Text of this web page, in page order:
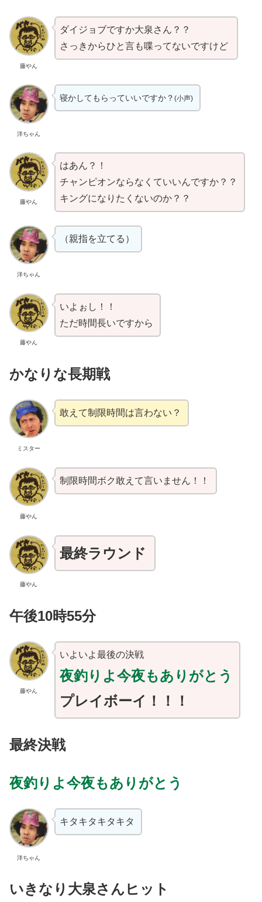
藤やん
ダイジョブですか大泉さん？？
さっきからひと言も喋ってないですけど
洋ちゃん
寝かしてもらっていいですか？ (小声)
藤やん
はあん？！
チャンピオンならなくていいんですか？？
キングになりたくないのか？？
洋ちゃん
（親指を立てる）
藤やん
いよぉし！！
ただ時間長いですから
かなりな長期戦
ミスター
敢えて制限時間は言わない？
藤やん
制限時間ボク敢えて言いません！！
藤やん
最終ラウンド
午後10時55分
藤やん
いよいよ最後の決戦
夜釣りよ今夜もありがとう
プレイボーイ！！！
最終決戦
夜釣りよ今夜もありがとう
洋ちゃん
キタキタキタキタ
いきなり大泉さんヒット